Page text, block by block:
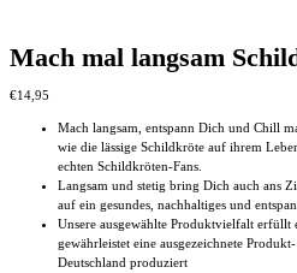
Mach mal langsam
€14,95
Mach langsam, entspann Dich und Chill
wie die lässige Schildkröte auf ihrem
echten Schildkröten-Fans.
Langsam und stetig bring Dich auch ans
auf ein gesundes, nachhaltiges und
Unsere ausgewählte Produktvielfalt erfüllt
gewährleistet eine ausgezeichnete
Deutschland produziert